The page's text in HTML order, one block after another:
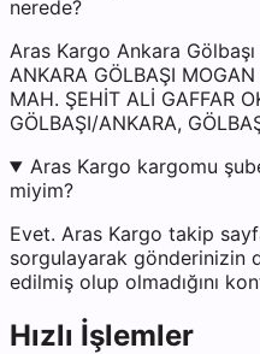
nerede?
Aras Kargo Ankara
ANKARA GÖLBAŞI
MAH. ŞEHİT ALİ GAFFAR
GÖLBAŞI/ANKARA,
Aras Kargo kargomu
miyim?
Evet. Aras Kargo takip
sorgulayarak gönderinizin
edilmiş olup olmadığını
Hızlı İşlemler